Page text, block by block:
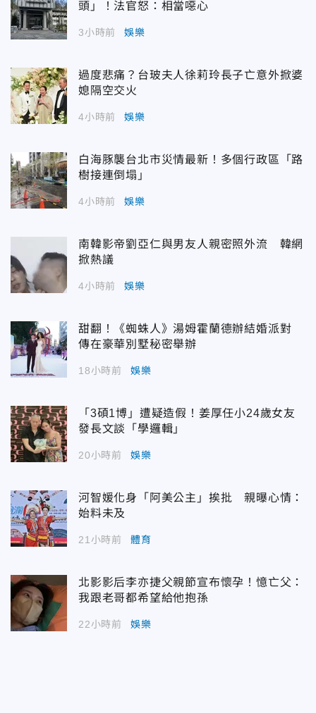
頭」！法官怒：相當噁心
3小時前 娛樂
過度悲痛？台玻夫人徐莉玲長子亡意外掀婆
媳隔空交火
4小時前 娛樂
白海豚襲台北市災情最新！多個行政區「路
樹接連倒塌」
4小時前 娛樂
南韓影帝劉亞仁與男友人親密照外流 韓網
掀熱議
4小時前 娛樂
甜翻！《蜘蛛人》湯姆霍蘭德辦結婚派對
傳在豪華別墅秘密舉辦
18小時前 娛樂
「3碩1博」遭疑造假！姜厚任小24歲女友
發長文談「學邏輯」
20小時前 娛樂
河智媛化身「阿美公主」挨批 親曝心情：
始料未及
21小時前 體育
北影影后李亦捷父親節宣布懷孕！憶亡父：
我跟老哥都希望給他抱孫
22小時前 娛樂